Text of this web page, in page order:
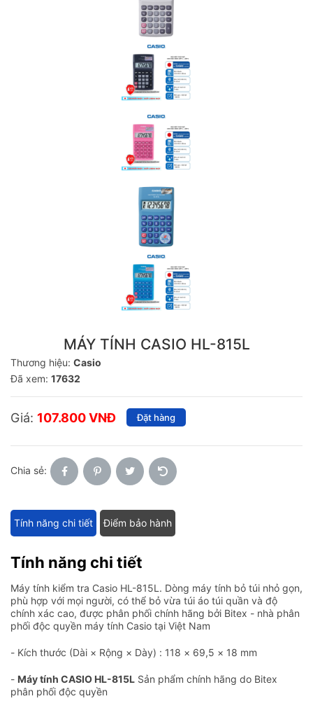
MÁY TÍNH CASIO HL-815L
Thương hiệu: Casio
Đã xem: 17632
Giá: 107.800 VNĐ Đặt hàng
Chia sẻ:
Tính năng chi tiết Điểm bảo hành
Tính năng chi tiết
Máy tính kiểm tra Casio HL-815L. Dòng máy tính bỏ túi nhỏ gọn,
phù hợp với mọi người, có thể bỏ vừa túi áo túi quần và độ
chính xác cao, được phân phối chính hãng bởi Bitex - nhà phân
phối độc quyền máy tính Casio tại Việt Nam
- Kích thước (Dài × Rộng × Dày) : 118 × 69,5 × 18 mm
- Máy tính CASIO HL-815L Sản phẩm chính hãng do Bitex
phân phối độc quyền